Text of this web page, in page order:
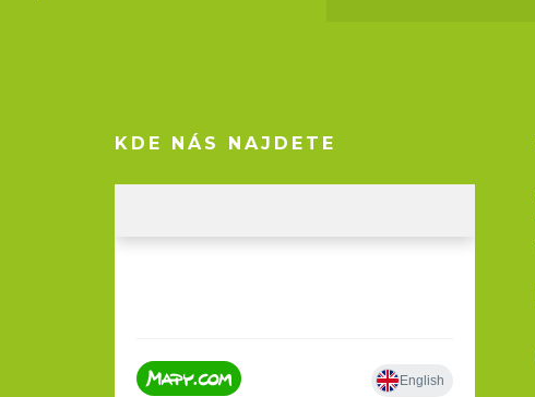
KDE NÁS NAJDETE